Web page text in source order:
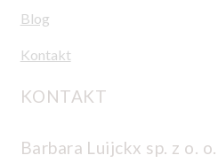
Blog
Kontakt
KONTAKT
Barbara Luijckx sp. z o. o.